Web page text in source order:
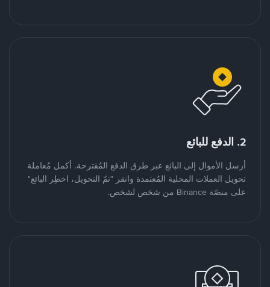
2. الدفع للبائع
أرسل الأموال إلى البائع عبر طرق الدفع المُقترحة. أكمل مُعاملة
تحويل العملات المحلية المُعتمدة وانقر "تمّ التحويل، اخطِر البائع"
على منصّة Binance من شخص لشخص.